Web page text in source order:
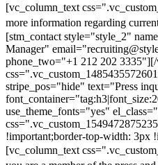
[vc_column_text
more information regarding
[stm_contact style="style_2"
Manager"
phone_two="+1 212 202
stripe_pos="hide" text="Press
use_theme_fonts="yes"
!important;border-top-width: 3px
[vc_column_text